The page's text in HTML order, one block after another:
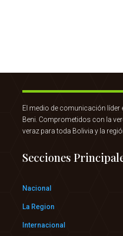
El medio de comunicación líder
Beni. Comprometidos con la
veraz para toda Bolivia y la
Secciones
Nacional
La Region
Internacional